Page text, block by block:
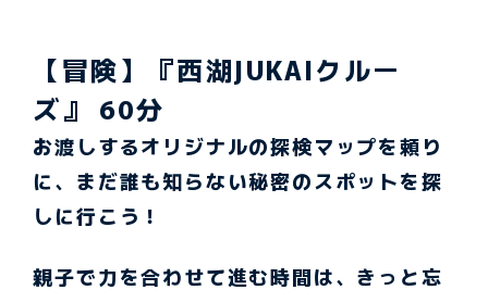
【冒険】『西湖JUKAIクルー
ズ』 60分
お渡しするオリジナルの探検マップを頼り
に、まだ誰も知らない秘密のスポットを探
しに行こう！
親子で力を合わせて進む時間は、きっと忘